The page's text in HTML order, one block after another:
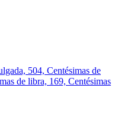
504, Centésimas de
de libra, 169, Centésimas